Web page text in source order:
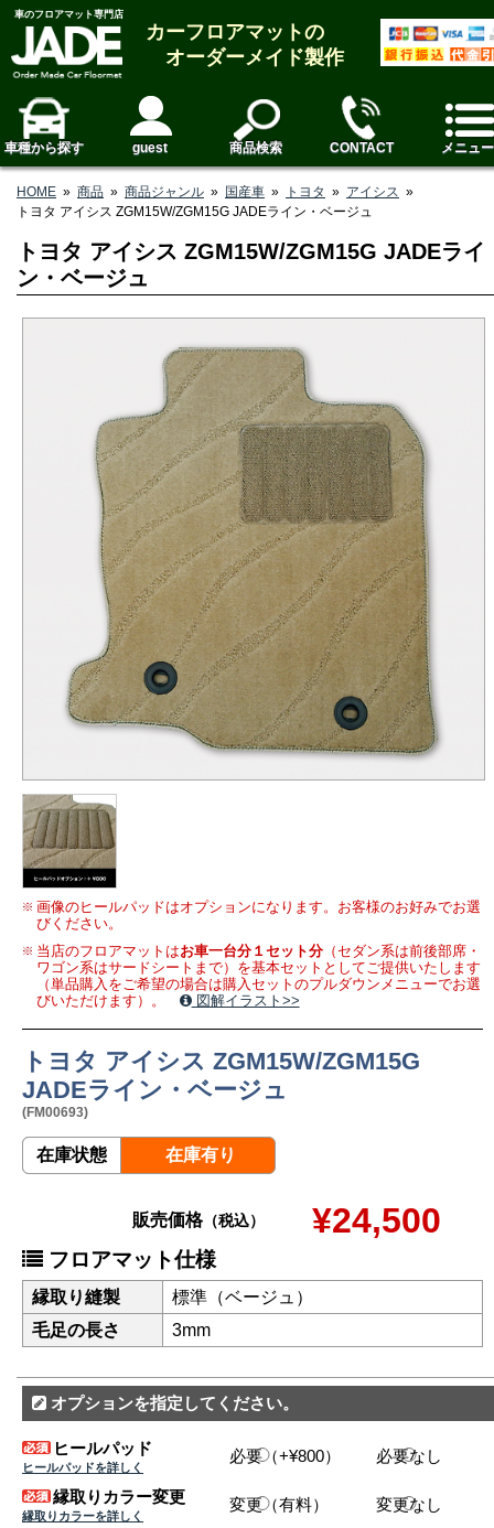
車のフロアマット専門店
カーフロアマットの
オーダーメイド製作
車種から探す guest 商品検索 CONTACT メニュー
HOME » 商品 » 商品ジャンル » 国産車 » トヨタ » アイシス »
トヨタ アイシス ZGM15W/ZGM15G JADEライン・ベージュ
トヨタ アイシス ZGM15W/ZGM15G JADEライ
ン・ベージュ
画像のヒールパッドはオプションになります。お客様のお好みでお選
びください。
当店のフロアマットはお車一台分１セット分（セダン系は前後部席・
ワゴン系はサードシートまで）を基本セットとしてご提供いたします
（単品購入をご希望の場合は購入セットのプルダウンメニューでお選
びいただけます）。
図解イラスト>>
トヨタ アイシス ZGM15W/ZGM15G
JADEライン・ベージュ
(FM00693)
在庫状態 在庫有り
販売価格（税込） ¥24,500
フロアマット仕様
縁取り縫製
標準（ベージュ）
毛足の長さ
3mm
オプションを指定してください。
ヒールパッド
ヒールパッドを詳しく
必要（+¥800） 必要なし
縁取りカラー変更
縁取りカラーを詳しく
変更（有料） 変更なし